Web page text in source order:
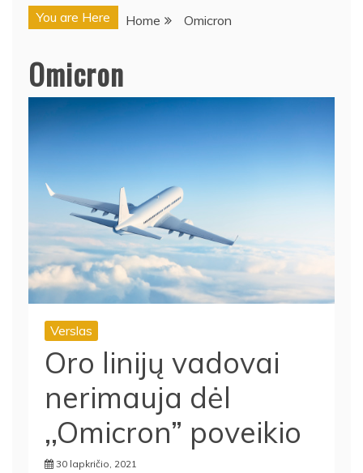
You are Here Home Omicron
Omicron
Verslas
Oro linijų vadovai
nerimauja dėl
,,Omicron” poveikio
30 lapkričio, 2021